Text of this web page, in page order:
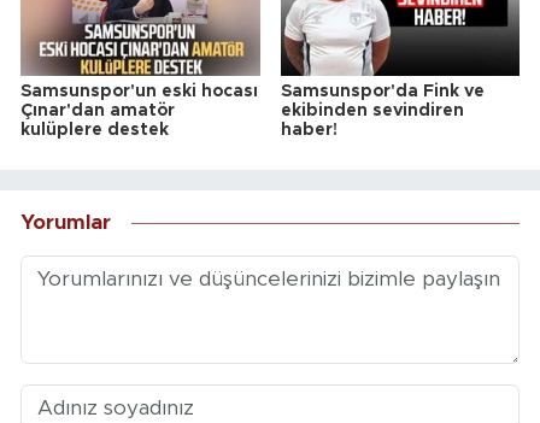
Samsunspor'un eski hocası
Çınar'dan amatör
kulüplere destek
Samsunspor'da Fink ve
ekibinden sevindiren
haber!
Yorumlar